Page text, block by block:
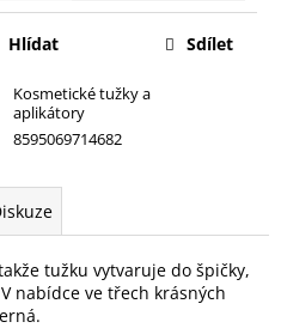
Kosmetické tužky a
aplikátory
8595069714682
Hlídat Sdílet
tužku vytvaruje do špičky,
nabídce ve třech krásných